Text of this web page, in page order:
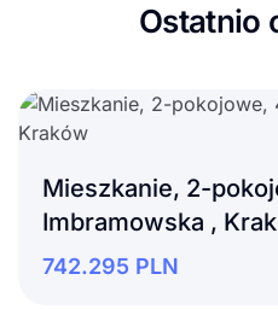
Ostatnio
Mieszkanie, 2-
Imbramowska ,
742.295 PLN